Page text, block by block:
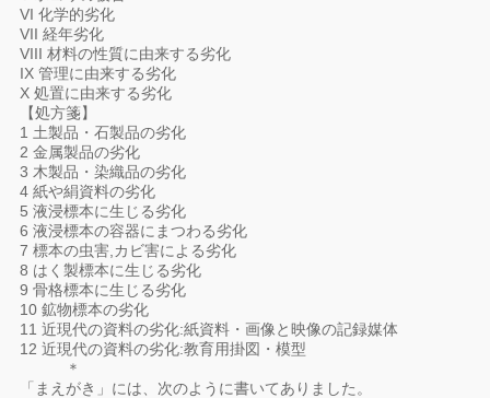
VI 化学的劣化
VII 経年劣化
VIII 材料の性質に由来する劣化
IX 管理に由来する劣化
X 処置に由来する劣化
【処方箋】
1 土製品・石製品の劣化
2 金属製品の劣化
3 木製品・染織品の劣化
4 紙や絹資料の劣化
5 液浸標本に生じる劣化
6 液浸標本の容器にまつわる劣化
7 標本の虫害,カビ害による劣化
8 はく製標本に生じる劣化
9 骨格標本に生じる劣化
10 鉱物標本の劣化
11 近現代の資料の劣化:紙資料・画像と映像の記録媒体
12 近現代の資料の劣化:教育用掛図・模型
＊
「まえがき」には、次のように書いてありました。